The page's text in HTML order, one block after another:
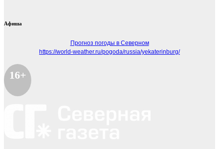
Афиша
Прогноз погоды в Северном
https://world-weather.ru/pogoda/russia/yekaterinburg/
16+